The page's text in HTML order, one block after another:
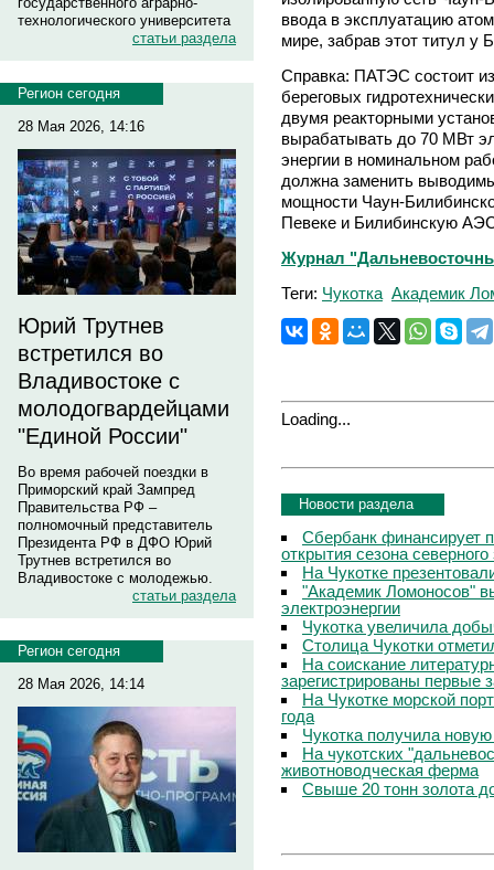
технологического университета
статьи раздела
Регион сегодня
28 Мая 2026, 14:16
Юрий Трутнев
встретился во
Владивостоке с
молодогвардейцами
"Единой России"
Во время рабочей поездки в
Приморский край Зампред
Правительства РФ –
полномочный представитель
Президента РФ в ДФО Юрий
Трутнев встретился во
Владивостоке с молодежью.
статьи раздела
Регион сегодня
28 Мая 2026, 14:14
ввода в эксплуатацию
мире, забрав этот титул у
Справка: ПАТЭС состоит
береговых
двумя реакторными
вырабатывать до 70 МВт
энергии в номинальном
должна заменить
мощности Чаун-
Певеке и Билибинскую
Журнал
Теги: Чукотка Академик
Loading...
Новости раздела
Сбербанк финансирует
открытия сезона северного
На Чукотке
"Академик Ломоносов"
электроэнергии
Чукотка увеличила
Столица Чукотки
На соискание
зарегистрированы первые
На Чукотке морской
года
Чукотка получила
На чукотских
животноводческая ферма
Свыше 20 тонн золота